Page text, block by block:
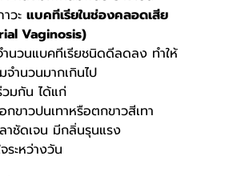
วะ แบคทีเรียในช่องคลอดเสีย
Vaginosis)
ำนวนแบคทีเรียชนิดดีลดลง ทำให้
จำนวนมากเกินไป
มกัน ได้แก่
ขาวปนเทาหรือตกขาวสีเทา
าชัดเจน มีกลิ่นรุนแรง
ระหว่างวัน